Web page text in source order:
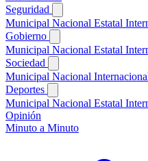
Seguridad
Municipal Nacional Estatal
Gobierno
Municipal Nacional Estatal
Sociedad
Municipal Nacional
Deportes
Municipal Nacional Estatal
Opinión
Minuto a Minuto